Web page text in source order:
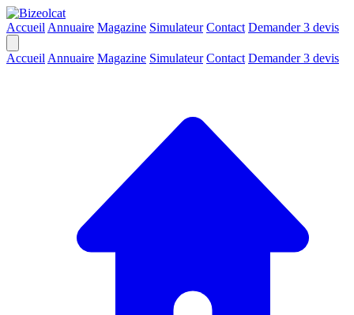
Accueil Annuaire Magazine Simulateur Contact Demander 3 devis
Accueil Annuaire Magazine Simulateur Contact Demander 3 devis